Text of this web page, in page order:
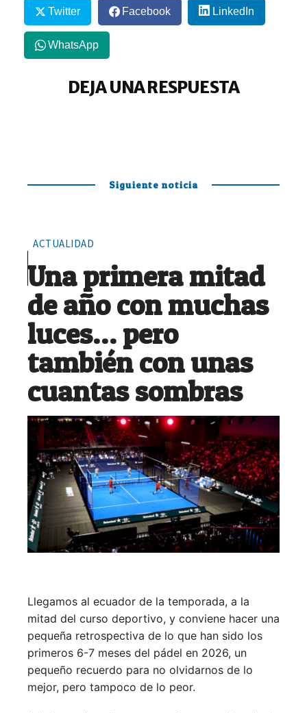
Twitter Facebook LinkedIn
WhatsApp
DEJA UNA RESPUESTA
Siguiente noticia
ACTUALIDAD
Una primera mitad
de año con muchas
luces… pero
también con unas
cuantas sombras
Llegamos al ecuador de la temporada, a la
mitad del curso deportivo, y conviene hacer una
pequeña retrospectiva de lo que han sido los
primeros 6-7 meses del pádel en 2026, un
pequeño recuerdo para no olvidarnos de lo
mejor, pero tampoco de lo peor.